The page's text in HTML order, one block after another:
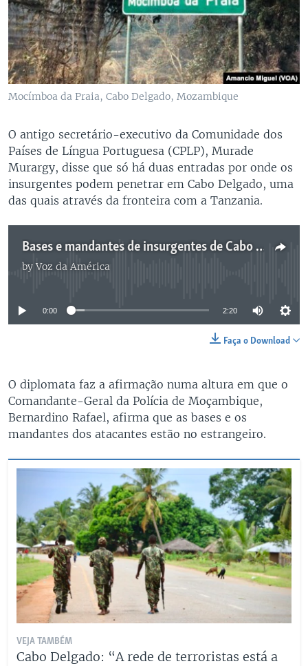
Mocímboa da Praia, Cabo Delgado, Mozambique
O antigo secretário-executivo da Comunidade dos
Países de Língua Portuguesa (CPLP), Murade
Murargy, disse que só há duas entradas por onde os
insurgentes podem penetrar em Cabo Delgado, uma
das quais através da fronteira com a Tanzania.
Bases e mandantes de insurgentes de Cabo Delgado estão no estrangeiro, diz o chefe da polícia
byVoz da América
No media source currently available
0:00 2:20
Faça o Download
O diplomata faz a afirmação numa altura em que o
Comandante-Geral da Polícia de Moçambique,
Bernardino Rafael, afirma que as bases e os
mandantes dos atacantes estão no estrangeiro.
VEJA TAMBÉM
Cabo Delgado: “A rede de terroristas está a